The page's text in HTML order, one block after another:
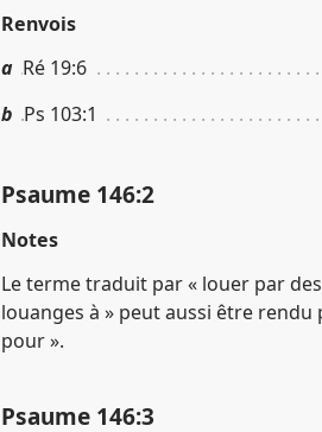
Renvois
a Ré 19​:​6
b Ps 103​:​1
Psaume 146​:​2
Notes
Le terme traduit par « louer par
louanges à » peut aussi être
pour ».
Psaume 146​:​3